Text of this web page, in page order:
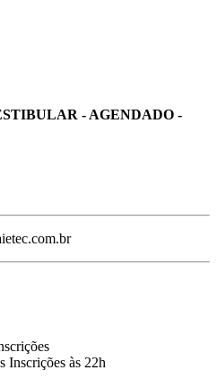
- AGENDADO -
Inscrições às 22h